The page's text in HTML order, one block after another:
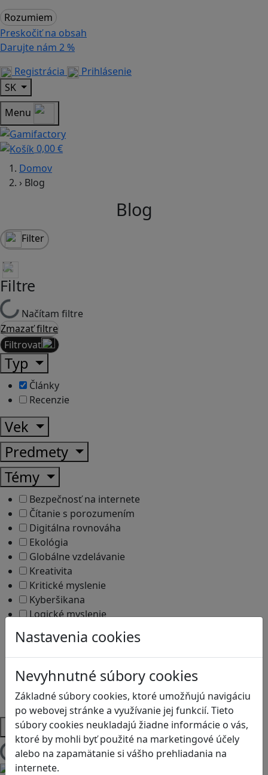
Rozumiem
Preskočiť na obsah
Darujte nám 2 %
Registrácia
Prihlásenie
SK
Menu
0,00 €
Nastavenia cookies
Nevyhnutné súbory cookies
Základné súbory cookies, ktoré umožňujú navigáciu
po webovej stránke a využívanie jej funkcií. Tieto
súbory cookies neukladajú žiadne informácie o vás,
ktoré by mohli byť použité na marketingové účely
alebo na zapamätanie si vášho prehliadania na
internete.
Domov
› Blog
Blog
Filter
Filtre
Načítam filtre
Zmazať filtre
Filtrovať
Typ
Články
Recenzie
Vek
Predmety
Témy
Bezpečnosť na internete
Čítanie s porozumením
Digitálna rovnováha
Ekológia
Globálne vzdelávanie
Kreativita
Kritické myslenie
Kyberšikana
Logické myslenie
Ľudské práva a tolerancia
Motorika a koncentrácia
Programovanie/Technika
Sociálne zručnosti a kooperácia
Strategické myslenie
Zdravie a pohyb
Platformy
Načítam blogy